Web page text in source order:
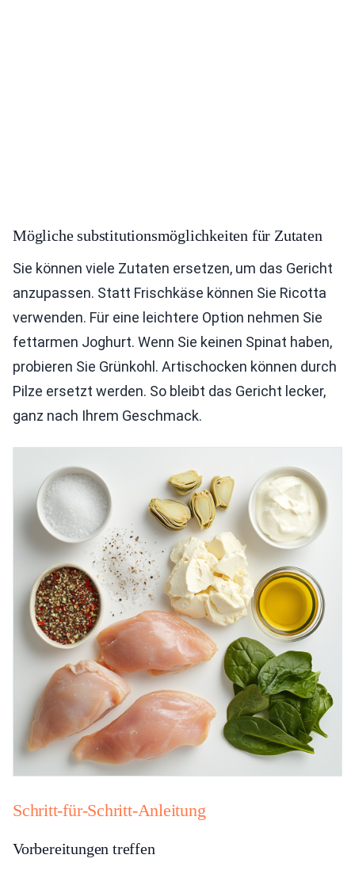
Mögliche substitutionsmöglichkeiten für Zutaten
Sie können viele Zutaten ersetzen, um das Gericht
anzupassen. Statt Frischkäse können Sie Ricotta
verwenden. Für eine leichtere Option nehmen Sie
fettarmen Joghurt. Wenn Sie keinen Spinat haben,
probieren Sie Grünkohl. Artischocken können durch
Pilze ersetzt werden. So bleibt das Gericht lecker,
ganz nach Ihrem Geschmack.
Schritt-für-Schritt-Anleitung
Vorbereitungen treffen